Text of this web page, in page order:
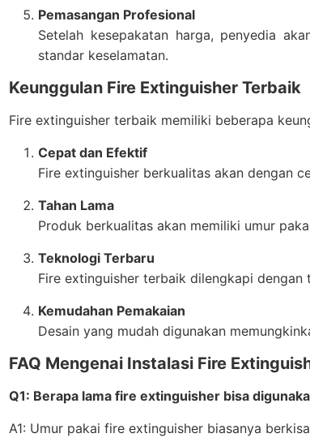
Pemasangan Profesional
Setelah kesepakatan harga, penyedia
standar keselamatan.
Keunggulan Fire Extinguisher Terbaik
Fire extinguisher terbaik memiliki beberapa
Cepat dan Efektif
Fire extinguisher berkualitas akan dengan
Tahan Lama
Produk berkualitas akan memiliki umur
Teknologi Terbaru
Fire extinguisher terbaik dilengkapi
Kemudahan Pemakaian
Desain yang mudah digunakan
FAQ Mengenai Instalasi Fire
Q1: Berapa lama fire extinguisher bisa
A1: Umur pakai fire extinguisher biasanya